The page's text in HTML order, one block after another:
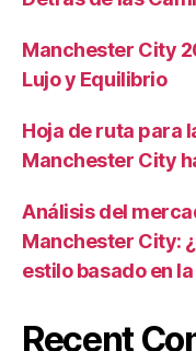
Manchester City
Lujo y Equilibrio
Hoja de ruta para
Manchester City
Análisis del
Manchester City:
estilo basado en
Recent